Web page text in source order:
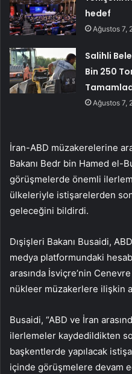
hedef
Ağustos 7,
Salihli
Bin 250
Ağustos 7,
İran-ABD müzakerelerine
Bakanı Bedr bin Hamed el-
görüşmelerde önemli
ülkeleriyle istişarelerden
geleceğini bildirdi.
Dışişleri Bakanı Busaidi,
medya platformundaki
arasında İsviçre’nin
nükleer müzakerlere ilişkin
Busaidi, “ABD ve İran
ilerlemeler kaydedildikten
başkentlerde yapılacak
içinde görüşmelere devam